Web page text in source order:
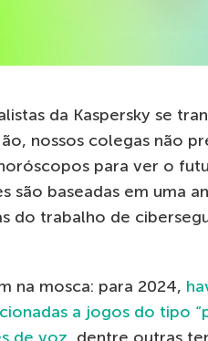
da Kaspersky se
nossos colegas não
para ver o
são baseadas em uma
do trabalho de
na mosca: para 2024,
a jogos do tipo